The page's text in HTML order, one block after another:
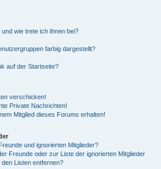
wie trete ich ihnen bei?
farbig dargestellt?
auf der Startseite?
verschicken!
Private Nachrichten!
Mitglied dieses Forums erhalten!
und ignorierten Mitglieder?
Freunde oder zur Liste der ignorierten Mitglieder
Listen entfernen?